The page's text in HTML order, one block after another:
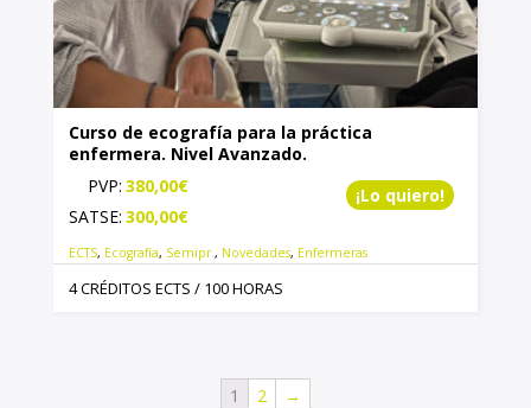
Curso de ecografía para la práctica
enfermera. Nivel Avanzado.
PVP: 380,00€
SATSE: 300,00€
¡Lo quiero!
ECTS, Ecografía, Semipr., Novedades, Enfermeras
4 CRÉDITOS ECTS / 100 HORAS
1 2 →